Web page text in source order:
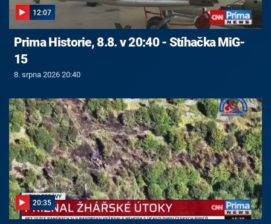
12:07
Prima Historie, 8.8. v 20:40 - Stíhačka MiG-
15
8. srpna 2026 20:40
20:35